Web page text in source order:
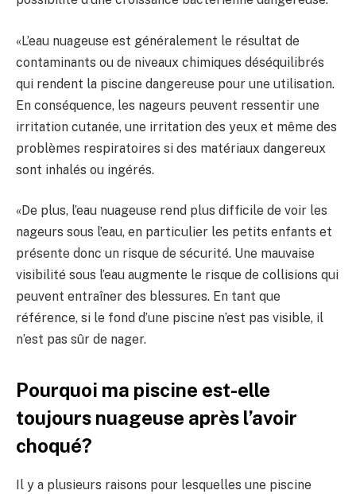
«L’eau nuageuse est généralement le résultat de
contaminants ou de niveaux chimiques déséquilibrés
qui rendent la piscine dangereuse pour une utilisation.
En conséquence, les nageurs peuvent ressentir une
irritation cutanée, une irritation des yeux et même des
problèmes respiratoires si des matériaux dangereux
sont inhalés ou ingérés.
«De plus, l’eau nuageuse rend plus difficile de voir les
nageurs sous l’eau, en particulier les petits enfants et
présente donc un risque de sécurité. Une mauvaise
visibilité sous l’eau augmente le risque de collisions qui
peuvent entraîner des blessures. En tant que
référence, si le fond d’une piscine n’est pas visible, il
n’est pas sûr de nager.
Pourquoi ma piscine est-elle
toujours nuageuse après l’avoir
choqué?
Il y a plusieurs raisons pour lesquelles une piscine